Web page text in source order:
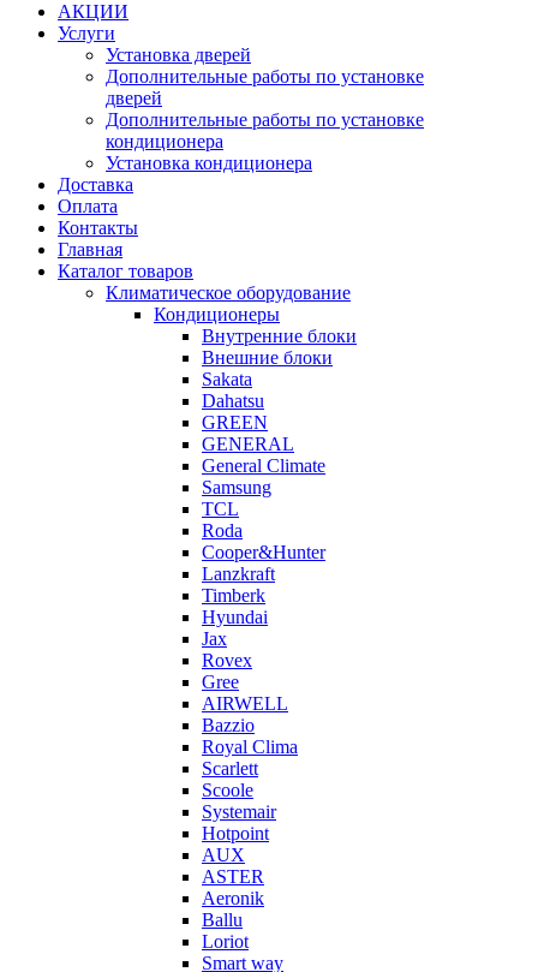
АКЦИИ
Услуги
Установка дверей
Дополнительные работы по установке
дверей
Дополнительные работы по установке
кондиционера
Установка кондиционера
Доставка
Оплата
Контакты
Главная
Каталог товаров
Климатическое оборудование
Кондиционеры
Внутренние блоки
Внешние блоки
Sakata
Dahatsu
GREEN
GENERAL
General Climate
Samsung
TCL
Roda
Cooper&Hunter
Lanzkraft
Timberk
Hyundai
Jax
Rovex
Gree
AIRWELL
Bazzio
Royal Clima
Scarlett
Scoole
Systemair
Hotpoint
AUX
ASTER
Aeronik
Ballu
Loriot
Smart way